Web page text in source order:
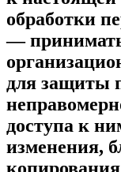
обработки
—
для защиты
доступа к
изменения,